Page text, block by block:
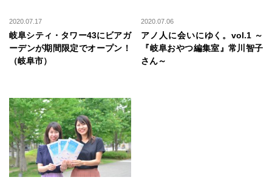
2020.07.17
岐阜シティ・タワー43にビアガ
ーデンが期間限定でオープン！
（岐阜市）
2020.07.06
アノ人に会いにゆく。vol.1 ～
『岐阜おやつ編集室』常川智子
さん～